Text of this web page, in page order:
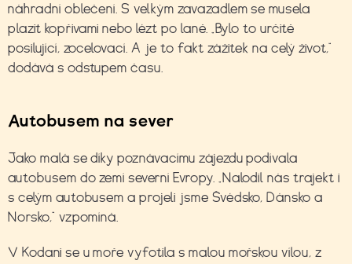
náhradní oblečení. S velkým zavazadlem se musela
plazit kopřivami nebo lézt po laně. „Bylo to určitě
posilující, zocelovací. A je to fakt zážitek na celý život,“
dodává s odstupem času.
Autobusem na sever
Jako malá se díky poznávacímu zájezdu podívala
autobusem do zemí severní Evropy. „Nalodil nás trajekt i
s celým autobusem a projeli jsme Švédsko, Dánsko a
Norsko,“ vzpomíná.
V Kodani se u moře vyfotila s malou mořskou vílou, z